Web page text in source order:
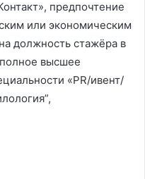
предпочтение
или экономическим
должность стажёра в
высшее
«PR/ивент/